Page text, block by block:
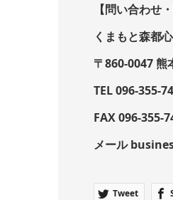
【問い合わせ
くまもと森都
〒860-0047 熊
TEL 096-355-
FAX 096-355-
メール
Tweet